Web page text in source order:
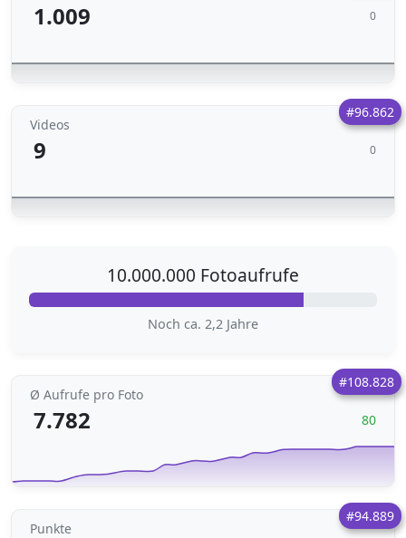
1.009 0
#96.862
Videos
9 0
10.000.000 Fotoaufrufe
Noch ca. 2,2 Jahre
#108.828
Ø Aufrufe pro Foto
7.782 80
#94.889
Punkte